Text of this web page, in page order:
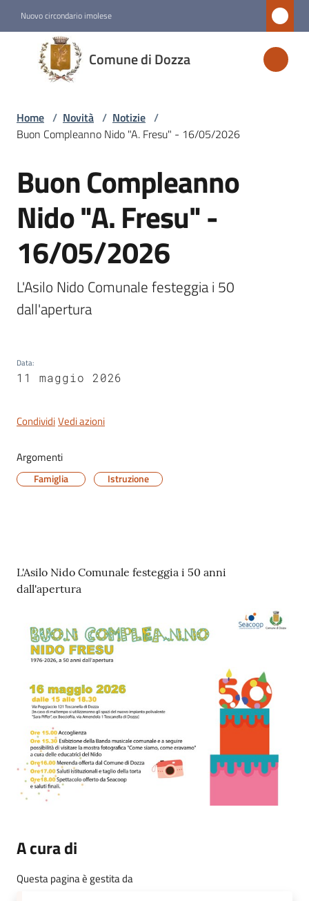
Nuovo circondario imolese
Comune di Dozza
Comune
di
Dozza
Novità
Servizi
Vivere
Dozza
Servizi
line
Tutti
gli
argomenti
Home / Novità / Notizie /
Buon Compleanno Nido "A. Fresu" - 16/05/2026
Salta al contenuto
Buon Compleanno
Nido "A. Fresu" -
16/05/2026
L'Asilo Nido Comunale festeggia i 50
dall'apertura
Data:
11 maggio 2026
CondividiVedi azioni
Argomenti
Famiglia Istruzione
Contenuto
L'Asilo Nido Comunale festeggia i 50 anni
dall'apertura
A cura di
Questa pagina è gestita da